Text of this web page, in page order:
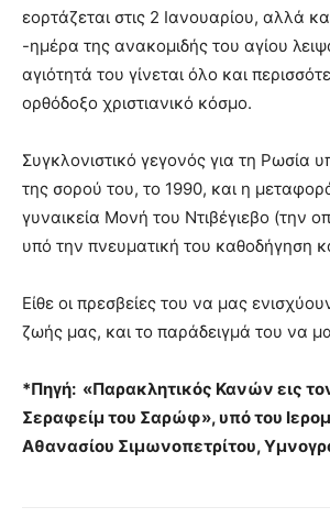
εορτάζεται στις 2 Ιανουαρίου, αλλά
-ημέρα της ανακομιδής του αγίου
αγιότητά του γίνεται όλο και
ορθόδοξο χριστιανικό κόσμο.
Συγκλονιστικό γεγονός για τη Ρωσία
της σορού του, το 1990, και η
γυναικεία Μονή του Ντιβέγιεβο (την
υπό την πνευματική του καθοδήγηση
Είθε οι πρεσβείες του να μας
ζωής μας, και το παράδειγμά του να
*Πηγή: «Παρακλητικός Κανών εις
Σεραφείμ του Σαρώφ», υπό του
Αθανασίου Σιμωνοπετρίτου,